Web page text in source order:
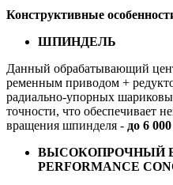
Конструктивные
ШПИНДЕЛЬ
Данный обрабатывающий
ременным приводом +
радиально-упорных
точности, что обеспечивает
вращения шпинделя - до 6
ВЫСОКОПРОЧНЫЙ
PERFORMANCE